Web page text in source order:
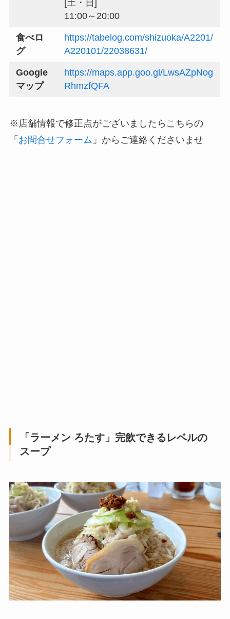
[土・日]
11:00～20:00
食べロ
グ
https://tabelog.com/shizuoka/A2201/
A220101/22038631/
Google
マップ
https://maps.app.goo.gl/LwsAZpNog
RhmzfQFA
※店舗情報で修正点がございましたらこちらの
「 お問合せフォーム 」からご連絡くださいませ
「 ラーメン ろたす」完飲できるレベルの
スープ